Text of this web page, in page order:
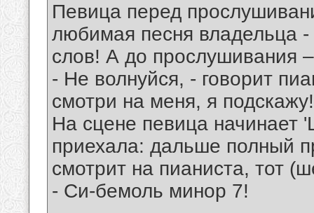
Певица перед
любимая песня владельца
слов! А до прослушивания
- Не волнуйся, - говорит
смотри на меня, я подскажу!
На сцене певица начинает
приехала: дальше полный
смотрит на пианиста, тот
- Си-бемоль минор 7!